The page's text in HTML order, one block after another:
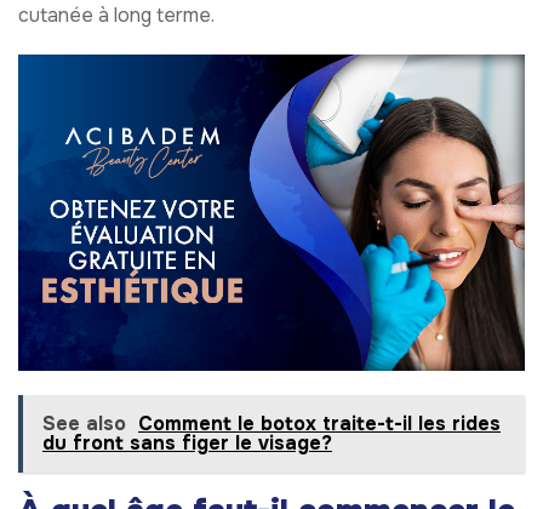
cutanée à long terme.
See also Comment le botox traite-t-il les rides
du front sans figer le visage?